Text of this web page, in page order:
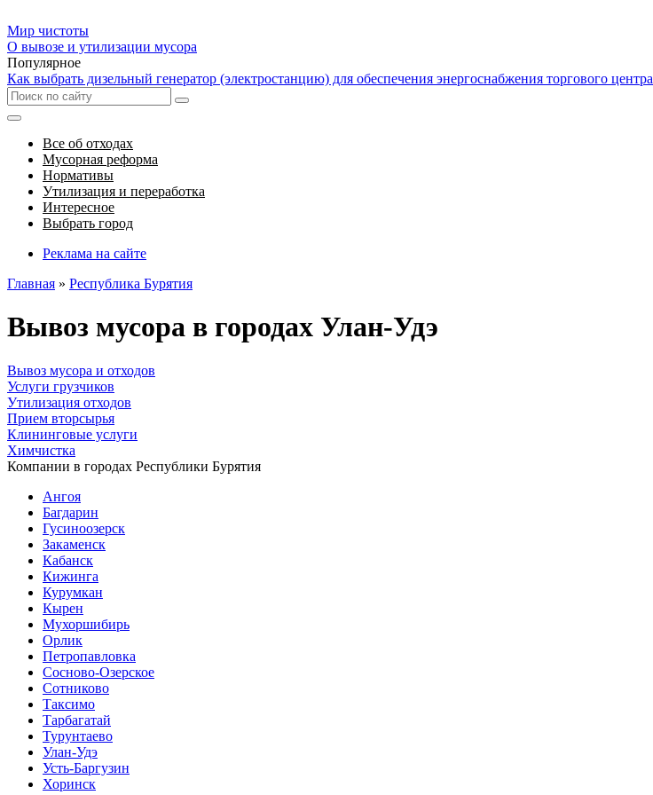
Мир чистоты
О вывозе и утилизации мусора
Популярное
Как выбрать дизельный генератор (электростанцию) для обеспечения энергоснабжения торгового центра
Все об отходах
Мусорная реформа
Нормативы
Утилизация и переработка
Интересное
Выбрать город
Реклама на сайте
Главная » Республика Бурятия
Вывоз мусора в городах Улан-Удэ
Вывоз мусора и отходов
Услуги грузчиков
Утилизация отходов
Прием вторсырья
Клининговые услуги
Химчистка
Компании в городах Республики Бурятия
Ангоя
Багдарин
Гусиноозерск
Закаменск
Кабанск
Кижинга
Курумкан
Кырен
Мухоршибирь
Орлик
Петропавловка
Сосново-Озерское
Сотниково
Таксимо
Тарбагатай
Турунтаево
Улан-Удэ
Усть-Баргузин
Хоринск